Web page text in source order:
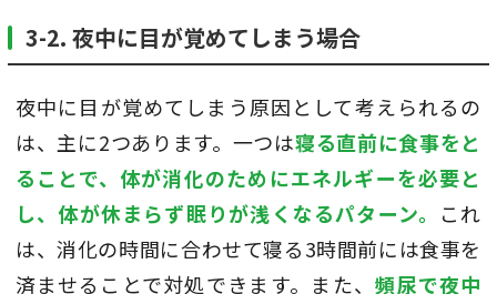
3-2. 夜中に目が覚めてしまう場合
夜中に目が覚めてしまう原因として考えられるの
は、主に2つあります。一つは寝る直前に食事をと
ることで、体が消化のためにエネルギーを必要と
し、体が休まらず眠りが浅くなるパターン。 これ
は、消化の時間に合わせて寝る3時間前には食事を
済ませることで対処できます。また、頻尿で夜中